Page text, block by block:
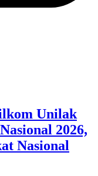
Unilak
2026,
Nasional